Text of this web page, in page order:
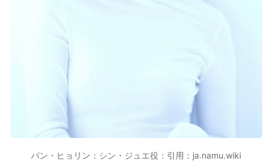
パン・ヒョリン：シン・ジュエ役：引用：ja.namu.wiki